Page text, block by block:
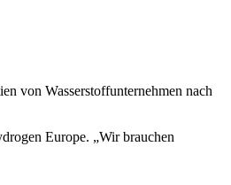
von Wasserstoffunternehmen nach
Europe. „Wir brauchen